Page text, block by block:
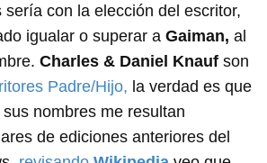
sería con la elección del escritor,
igualar o superar a Gaiman, al
Charles & Daniel Knauf son
Padre/Hijo, la verdad es que
nombres me resultan
de ediciones anteriores del